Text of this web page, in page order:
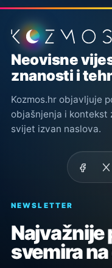
Podnožje
Neovisne
znanosti i
Kozmos.hr objavljuje
objašnjenja i kontekst
svijet izvan naslova.
NEWSLETTER
Najvažnije
svemira